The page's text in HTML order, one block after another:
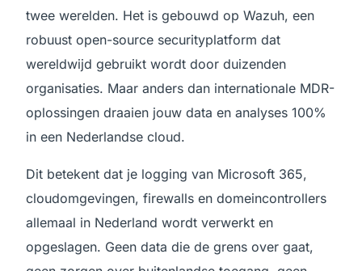
twee werelden. Het is gebouwd op Wazuh, een
robuust open-source securityplatform dat
wereldwijd gebruikt wordt door duizenden
organisaties. Maar anders dan internationale MDR-
oplossingen draaien jouw data en analyses 100%
in een Nederlandse cloud.
Dit betekent dat je logging van Microsoft 365,
cloudomgevingen, firewalls en domeincontrollers
allemaal in Nederland wordt verwerkt en
opgeslagen. Geen data die de grens over gaat,